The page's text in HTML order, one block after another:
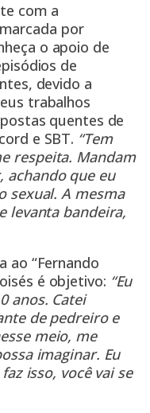
com a
por
o apoio de
de
devido a
trabalhos
quentes de
e SBT. “Tem
respeita. Mandam
achando que eu
sexual. A mesma
levanta bandeira,
ao “Fernando
é objetivo: “Eu
anos. Catei
de pedreiro e
meio, me
imaginar. Eu
isso, você vai se